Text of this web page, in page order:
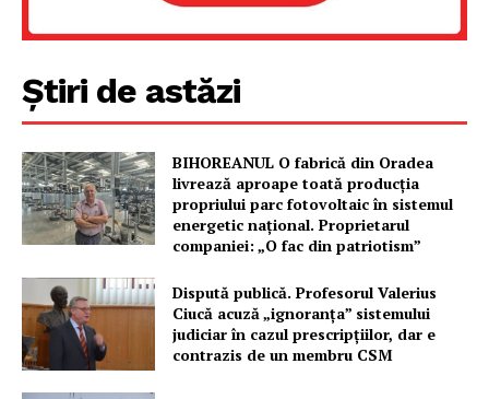
Știri de astăzi
BIHOREANUL O fabrică din Oradea
livrează aproape toată producția
propriului parc fotovoltaic în sistemul
energetic național. Proprietarul
companiei: „O fac din patriotism”
Dispută publică. Profesorul Valerius
Ciucă acuză „ignoranța” sistemului
judiciar în cazul prescripțiilor, dar e
contrazis de un membru CSM